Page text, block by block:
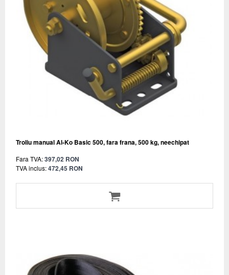
Troliu manual Al-Ko Basic 500, fara frana, 500 kg, neechipat
Fara TVA:397,02 RON
TVA inclus:472,45 RON